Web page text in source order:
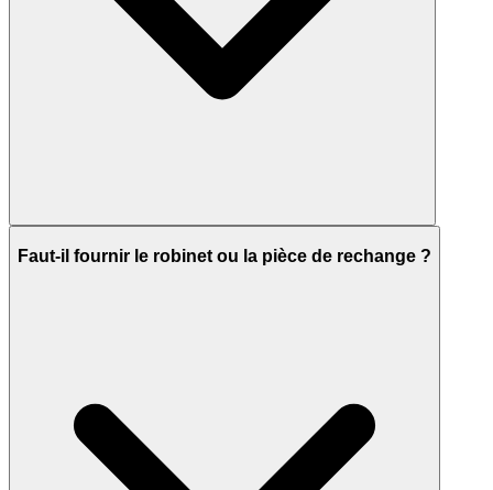
Faut-il fournir le robinet ou la pièce de rechange ?